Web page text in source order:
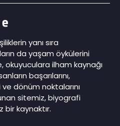
yanı sıra
da yaşam öykülerini
okuyuculara ilham kaynağı
başarılarını,
dönüm noktalarını
sitemiz, biyografi
bir kaynaktır.